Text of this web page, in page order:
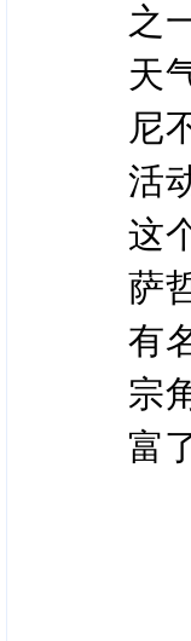
之
天
尼
活
这
萨
有
宗
富